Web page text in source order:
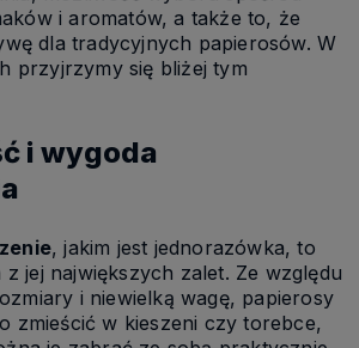
i aromatów, a także to, że
dla tradycyjnych papierosów. W
przyjrzymy się bliżej tym
i wygoda
, jakim jest jednorazówka, to
z jej największych zalet. Ze względu
i niewielką wagę, papierosy
zmieścić w kieszeni czy torebce,